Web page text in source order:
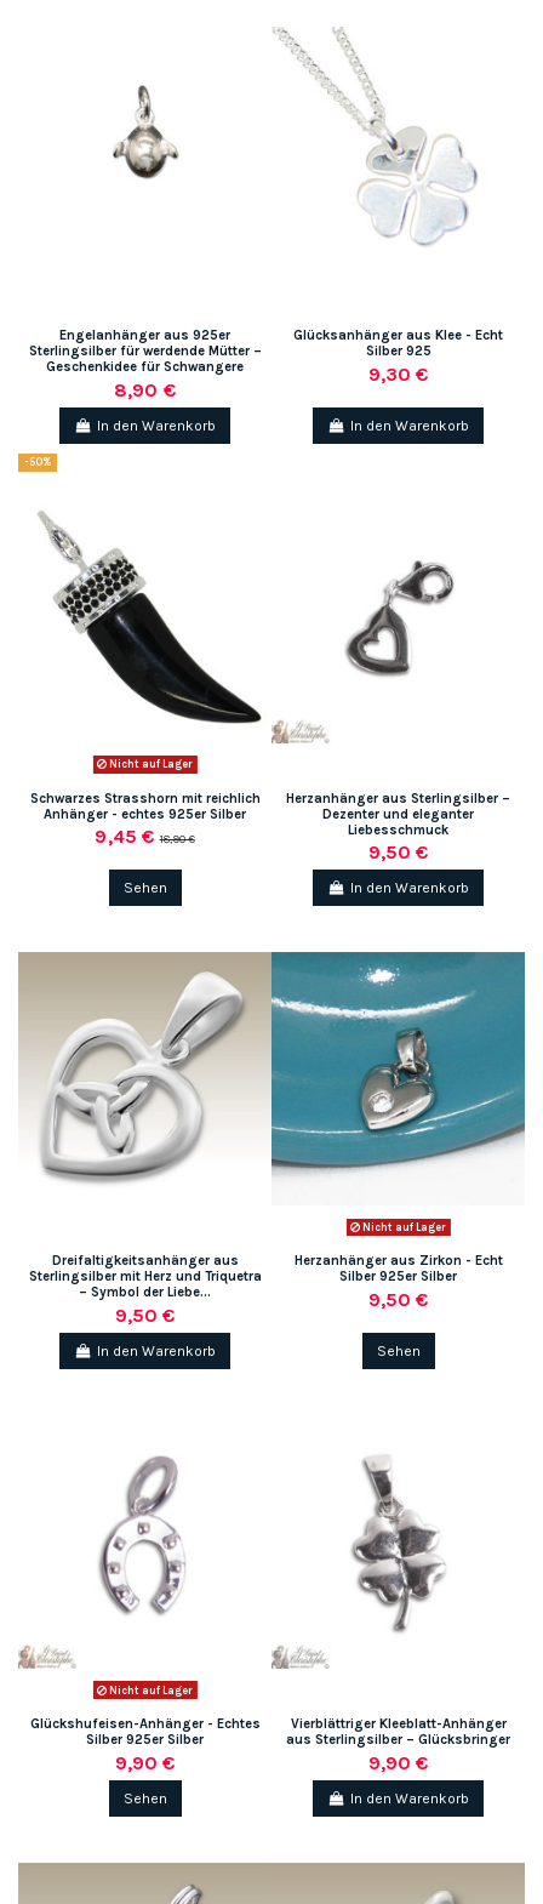
Engelanhänger aus 925er
Sterlingsilber für werdende Mütter –
Geschenkidee für Schwangere
8,90 €
In den Warenkorb
Glücksanhänger aus Klee - Echt
Silber 925
9,30 €
In den Warenkorb
-50%
Nicht auf Lager
Schwarzes Strasshorn mit reichlich
Anhänger - echtes 925er Silber
9,45 €18,90 €
Sehen
Herzanhänger aus Sterlingsilber –
Dezenter und eleganter
Liebesschmuck
9,50 €
In den Warenkorb
Dreifaltigkeitsanhänger aus
Sterlingsilber mit Herz und Triquetra
– Symbol der Liebe...
9,50 €
In den Warenkorb
Nicht auf Lager
Herzanhänger aus Zirkon - Echt
Silber 925er Silber
9,50 €
Sehen
Nicht auf Lager
Glückshufeisen-Anhänger - Echtes
Silber 925er Silber
9,90 €
Sehen
Vierblättriger Kleeblatt-Anhänger
aus Sterlingsilber – Glücksbringer
9,90 €
In den Warenkorb